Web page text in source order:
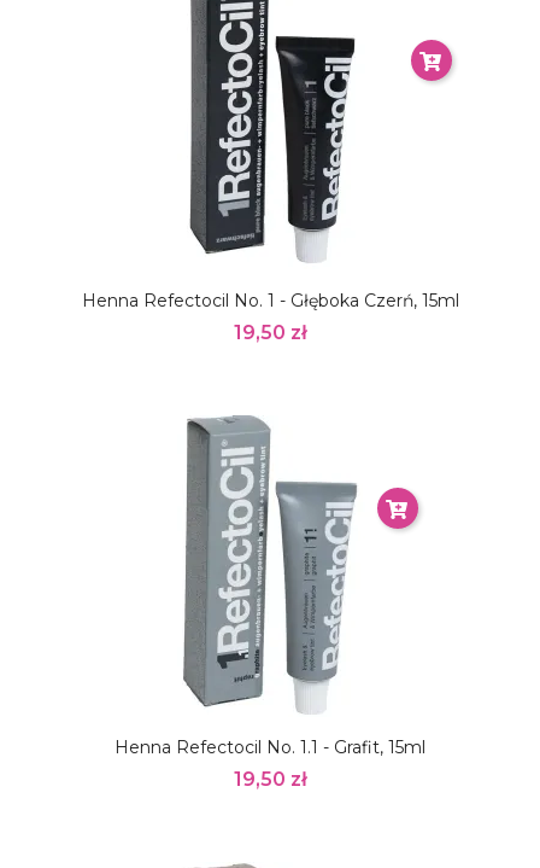
Henna Refectocil No. 1 - Głęboka Czerń, 15ml
19,50 zł
Henna Refectocil No. 1.1 - Grafit, 15ml
19,50 zł